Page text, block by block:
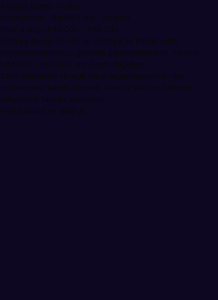
Antalya Bando Grubu
muzisyenler · Bando Ekibi · Antalya
Fiyat aralığı: ₺40.000 – ₺60.000
Antalya Bando Grubu ile Antalya'da bando ekibi
organizasyonunuzu güvenle planlayabilirsiniz. Fiyatlar
₺40.000 – ₺60.000 aralığında değişiyor.
Sahil etkinlikleri ve açık hava organizasyonları için
profesyonel bando hizmeti. Antalya ve tüm Akdeniz
bölgesinde hizmet veriyoruz.
Profili incele ve teklif al